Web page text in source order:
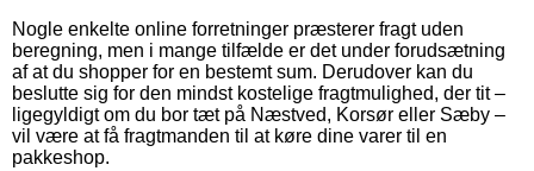
Nogle enkelte online forretninger præsterer fragt uden
beregning, men i mange tilfælde er det under forudsætning
af at du shopper for en bestemt sum. Derudover kan du
beslutte sig for den mindst kostelige fragtmulighed, der tit –
ligegyldigt om du bor tæt på Næstved, Korsør eller Sæby –
vil være at få fragtmanden til at køre dine varer til en
pakkeshop.